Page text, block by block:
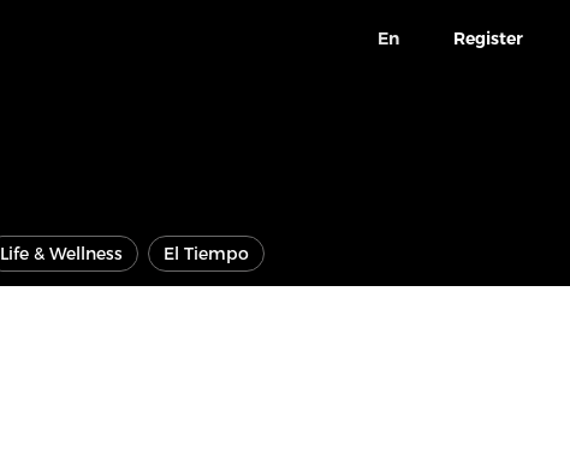
En Register
Life & Wellness El Tiempo